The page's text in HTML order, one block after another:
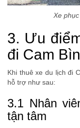
Xe
3. Ưu
đi Cam
Khi thuê xe du lịch đi
hỗ trợ như sau:
3.1 Nhân
tận tâm